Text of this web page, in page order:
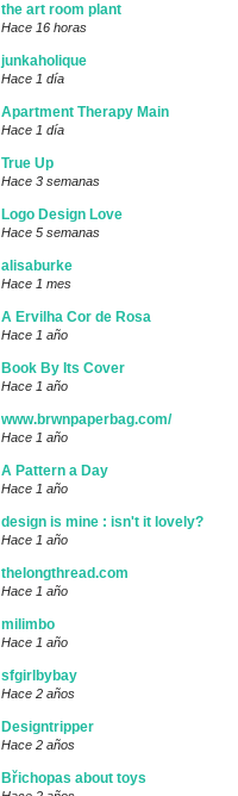
the art room plant
Hace 16 horas
junkaholique
Hace 1 día
Apartment Therapy Main
Hace 1 día
True Up
Hace 3 semanas
Logo Design Love
Hace 5 semanas
alisaburke
Hace 1 mes
A Ervilha Cor de Rosa
Hace 1 año
Book By Its Cover
Hace 1 año
www.brwnpaperbag.com/
Hace 1 año
A Pattern a Day
Hace 1 año
design is mine : isn't it lovely?
Hace 1 año
thelongthread.com
Hace 1 año
milimbo
Hace 1 año
sfgirlbybay
Hace 2 años
Designtripper
Hace 2 años
Břichopas about toys